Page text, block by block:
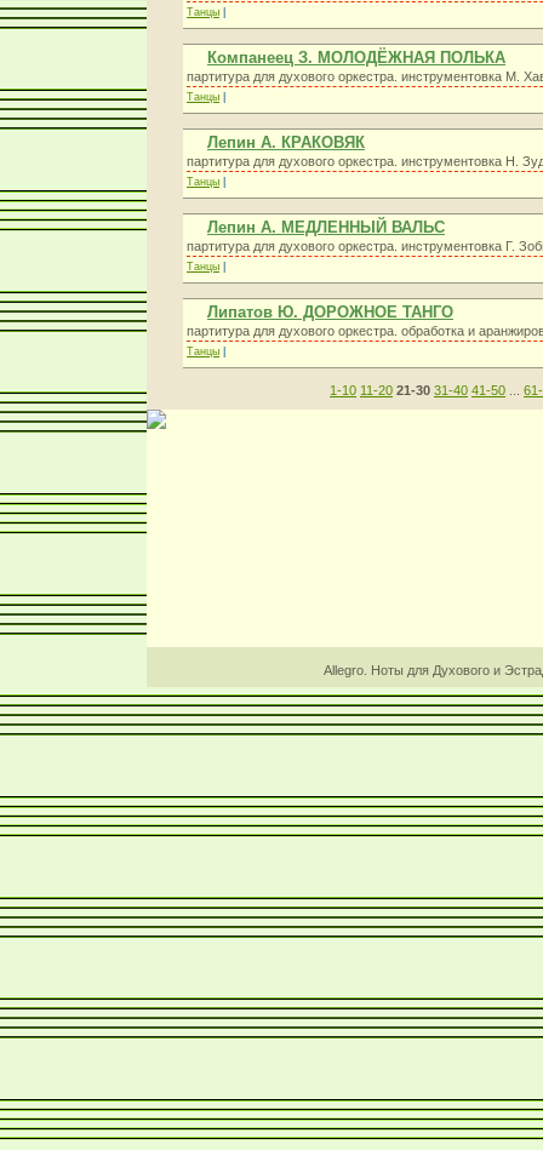
Танцы
Компанеец З. МОЛОДЁЖНАЯ ПОЛЬКА
партитура для духового оркестра. инструментовка М.
Танцы
Лепин А. КРАКОВЯК
партитура для духового оркестра. инструментовка Н.
Танцы
Лепин А. МЕДЛЕННЫЙ ВАЛЬС
партитура для духового оркестра. инструментовка Г.
Танцы
Липатов Ю. ДОРОЖНОЕ ТАНГО
партитура для духового оркестра. обработка и
Танцы
1-10 11-20 21-30 31-40 41-50
Allegro. Ноты для Духового и